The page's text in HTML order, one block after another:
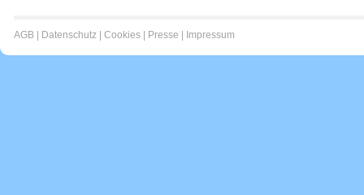
AGB Datenschutz Cookies Presse Impressum